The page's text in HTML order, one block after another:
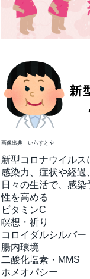
画像出典：いらすとや
新型コロナウイルス
感染力、症状や経過
日々の生活で、感
性を高める
ビタミンC
瞑想・祈り
コロイダルシルバー
腸内環境
二酸化塩素・MMS
ホメオパシー